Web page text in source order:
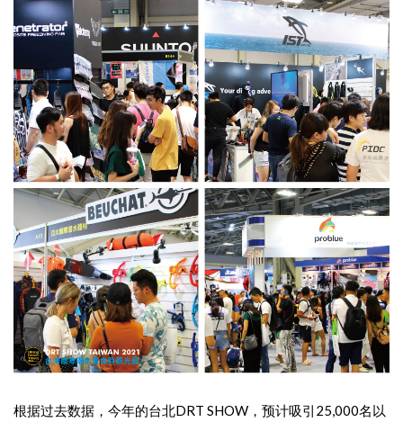
根据过去数据，今年的台北DRT SHOW，预计吸引25,000名以